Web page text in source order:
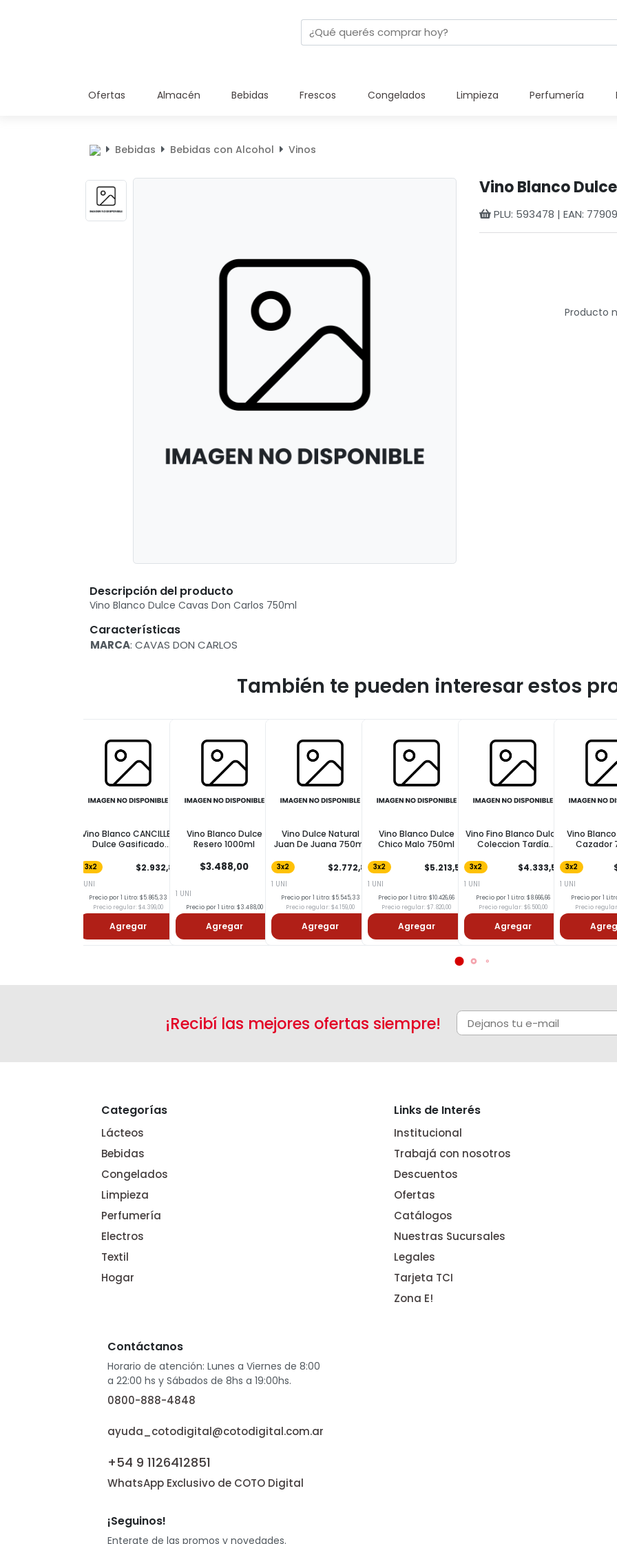
Ofertas Almacén Bebidas Frescos Congelados Limpieza Perfumería
Bebidas Bebidas con Alcohol Vinos
Vino Blanco
PLU: 593478 | EAN:
Producto
Descripción del producto
Vino Blanco Dulce Cavas Don Carlos 750ml
Características
MARCA: CAVAS DON CARLOS
También te pueden interesar estos
Vino Blanco CANCILLER
Dulce Gasificado
3x2 $2.932,81
1 UNI
Precio por 1 Litro: $5.865,33
Precio regular: $4.399,00
Agregar
Vino Blanco Dulce
Resero 1000ml
$3.488,00
1 UNI
Precio por 1 Litro: $3.488,00
Agregar
Vino Dulce Natural
Juan De Juana 750ml
3x2 $2.772,81
1 UNI
Precio por 1 Litro: $5.545,33
Precio regular: $4.159,00
Agregar
Vino Blanco Dulce
Chico Malo 750ml
3x2 $5.213,59
1 UNI
Precio por 1 Litro: $10.426,66
Precio regular: $7.820,00
Agregar
Vino Fino Blanco Dulce
Coleccion Tardía
3x2 $4.333,55
1 UNI
Precio por 1 Litro: $8.666,66
Precio regular: $6.500,00
Agregar
Vino Blanco
Cazador
3x2
1 UNI
Precio por 1
Precio regular:
¡Recibí las mejores ofertas siempre!
Categorías
Lácteos
Bebidas
Congelados
Limpieza
Perfumería
Electros
Textil
Hogar
Links de Interés
Institucional
Trabajá con nosotros
Descuentos
Ofertas
Catálogos
Nuestras Sucursales
Legales
Tarjeta TCI
Zona E!
Contáctanos
Horario de atención: Lunes a Viernes de 8:00
a 22:00 hs y Sábados de 8hs a 19:00hs.
0800-888-4848
ayuda_cotodigital@cotodigital.com.ar
+54 9 1126412851
WhatsApp Exclusivo de COTO Digital
¡Seguinos!
Enterate de las promos y novedades.